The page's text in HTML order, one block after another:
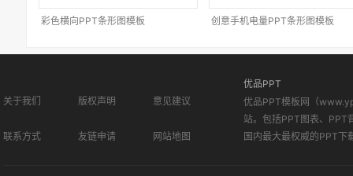
彩色横向PPT条形图模板 创意手机电量PPT条形图模板
关于我们 版权声明 意见建议
联系方式 友链申请 网站地图
优品PPT
优品PPT模板网（
站。包括PPT图表、PPT
国内最大最权威的PPT下